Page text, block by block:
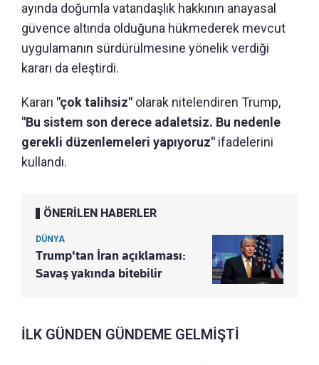
ayında doğumla vatandaşlık hakkının anayasal
güvence altında olduğuna hükmederek mevcut
uygulamanın sürdürülmesine yönelik verdiği
kararı da eleştirdi.
Kararı "çok talihsiz" olarak nitelendiren Trump,
"Bu sistem son derece adaletsiz. Bu nedenle
gerekli düzenlemeleri yapıyoruz" ifadelerini
kullandı.
ÖNERİLEN HABERLER
DÜNYA
Trump'tan İran açıklaması:
Savaş yakında bitebilir
İLK GÜNDEN GÜNDEME GELMİŞTİ